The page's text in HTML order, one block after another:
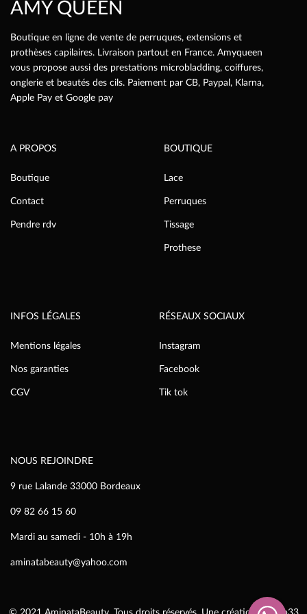
AMY QUEEN
Boutique en ligne de vente de perruques, extensions et
prothèses capilaires. Livraison partout en France. Amyqueen
vous propose aussi des prestations microbladding, coiffures,
onglerie et beautés des cils. Paiement par CB, Paypal, Klarna,
Apple Pay et Google pay
A PROPOS
Boutique
Contact
Pendre rdv
BOUTIQUE
Lace
Perruques
Tissage
Prothese
INFOS LÉGALES
Mentions légales
Nos garanties
CGV
RÉSEAUX SOCIAUX
Instagram
Facebook
Tik tok
NOUS REJOINDRE
9 rue Lalande 33000 Bordeaux
09 82 66 15 60
Mardi au samedi - 10h à 19h
aminatabeauty@yahoo.com